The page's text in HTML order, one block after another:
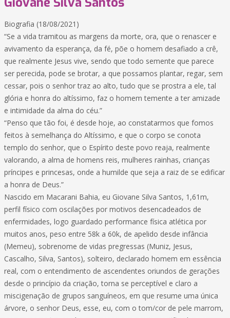
Biografia (18/08/2021)
“Se a vida tramitou as margens da morte, ora, que o renascer e
avivamento da esperança, da fé, põe o homem desafiado a crê,
que realmente Jesus vive, sendo que todo semente que parece
ser perecida, pode se brotar, a que possamos plantar, regar, sem
cessar, pois o senhor traz ao alto, tudo que se prostra a ele, tal
glória e honra do altíssimo, faz o homem temente a ter amizade
e intimidade da alma do céu.”
“Penso que tão foi, é desde hoje, ao constatarmos que fomos
feitos à semelhança do Altíssimo, e que o corpo se conota
templo do senhor, que o Espírito deste povo reaja, realmente
valorando, a alma de homens reis, mulheres rainhas, crianças
príncipes e princesas, onde a humilde que seja a raiz de se edificar
a honra de Deus.”
Nascido em Macarani Bahia, eu Giovane Silva Santos, 1,61m,
perfil físico com oscilações por motivos desencadeados de
enfermidades, logo guardado performance física atlética por
muitos anos, peso entre 58k a 60k, de apelido desde infância
(Memeu), sobrenome de vidas pregressas (Muniz, Jesus,
Cascalho, Silva, Santos), solteiro, declarado homem em essência
real, com o entendimento de ascendentes oriundos de gerações
desde o princípio da criação, torna se perceptível e claro a
miscigenação de grupos sanguíneos, em que resume uma única
árvore, o senhor Deus, esse, eu, com o tom/cor de pele marrom,